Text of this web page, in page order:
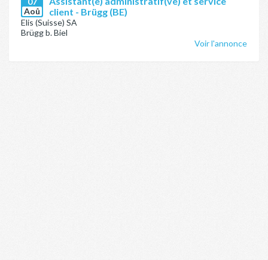
Aoû
client - Brügg (BE)
Elis (Suisse) SA
Brügg b. Biel
Voir l'annonce